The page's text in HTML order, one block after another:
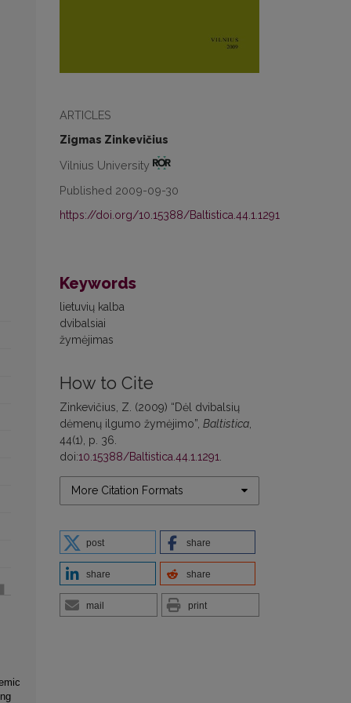
ARTICLES
Zigmas Zinkevičius
Vilnius University
Published 2009-09-30
https://doi.org/10.15388/Baltistica.44.1.1291
Keywords
lietuvių kalba
dvibalsiai
žymėjimas
How to Cite
Zinkevičius, Z. (2009) “Dėl dvibalsių
dėmenų ilgumo žymėjimo”, Baltistica
44(1), p. 36.
doi:10.15388/Baltistica.44.1.1291
More Citation Formats
post share
share share
mail print